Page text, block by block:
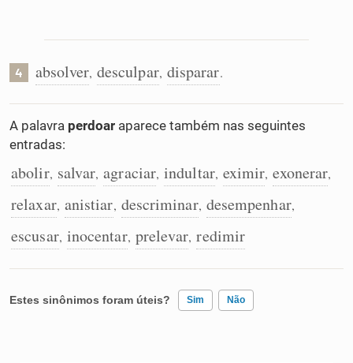
4 absolver, desculpar, disparar.
A palavra perdoar aparece também nas seguintes
entradas:
abolir, salvar, agraciar, indultar, eximir, exonerar,
relaxar, anistiar, descriminar, desempenhar,
escusar, inocentar, prelevar, redimir
Estes sinônimos foram úteis? Sim Não